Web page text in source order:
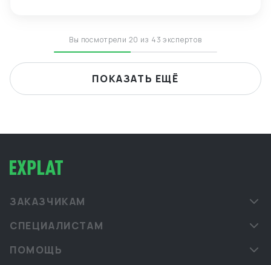
Вы посмотрели 20 из 43 экспертов
ПОКАЗАТЬ ЕЩЁ
ЗАКАЗЧИКАМ
СПЕЦИАЛИСТАМ
ПОМОЩЬ